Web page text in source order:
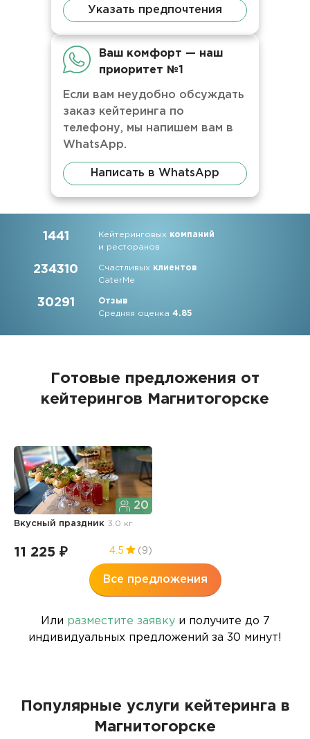
Указать предпочтения
Ваш комфорт — наш
приоритет №1
Если вам неудобно обсуждать
заказ кейтеринга по
телефону, мы напишем вам в
WhatsApp.
Написать в WhatsApp
1441 Кейтеринговых компаний
и ресторанов
234310 Счастливых клиентов
CaterMe
30291
Отзыв
Средняя оценка4.85
Готовые предложения от
кейтерингов Магнитогорске
20
Вкусный праздник 3.0 кг
11 225 ₽ 4.5 (9)
Все предложения
Или разместите заявкуи получите до 7
индивидуальных предложений за 30 минут!
Популярные услуги кейтеринга в
Магнитогорске